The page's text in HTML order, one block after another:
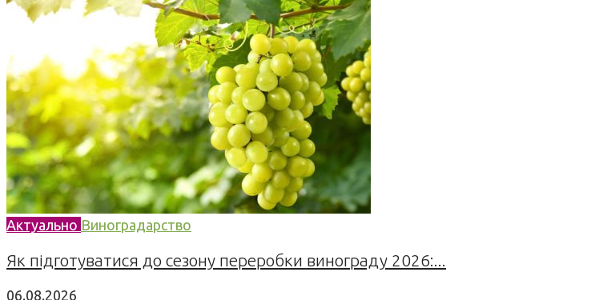
Актуально Виноградарство
Як підготуватися до сезону переробки винограду 2026:...
06.08.2026